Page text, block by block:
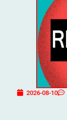
2026-08-10